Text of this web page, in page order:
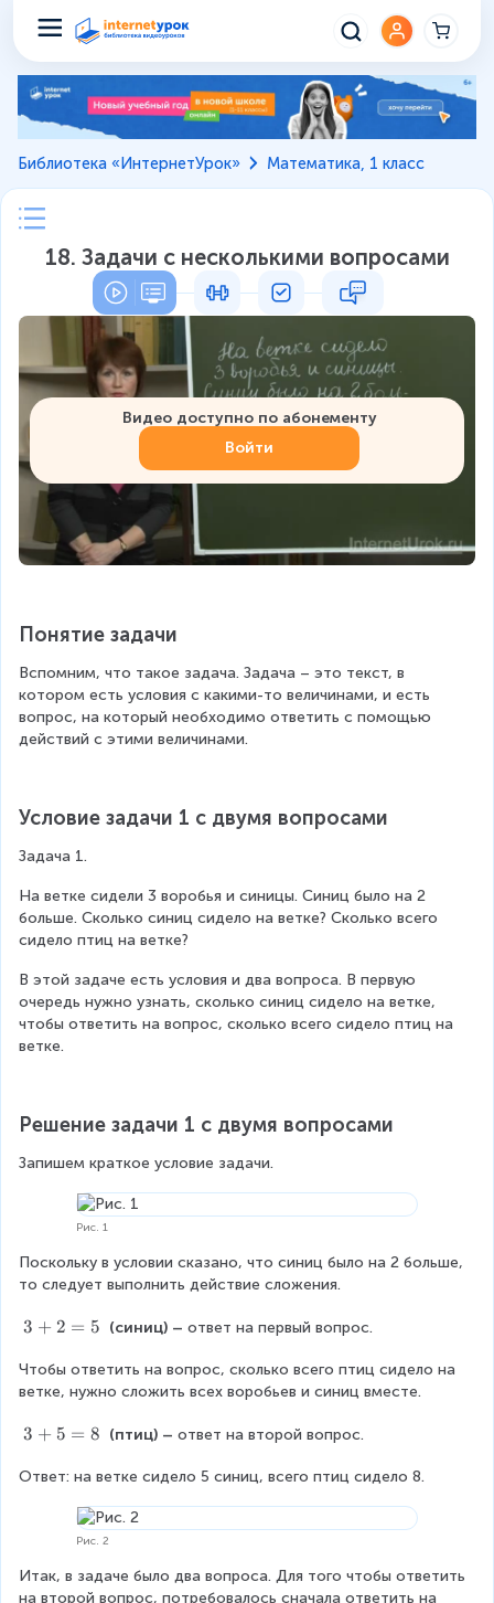
Библиотека «ИнтернетУрок» Математика, 1 класс
18. Задачи с несколькими вопросами
Видео доступно по абонементу
Войти
Понятие задачи
Вспомним, что такое задача. Задача – это текст, в
котором есть условия с какими-то величинами, и есть
вопрос, на который необходимо ответить с помощью
действий с этими величинами.
Условие задачи 1 с двумя вопросами
Задача 1.
На ветке сидели 3 воробья и синицы. Синиц было на 2
больше. Сколько синиц сидело на ветке? Сколько всего
сидело птиц на ветке?
В этой задаче есть условия и два вопроса. В первую
очередь нужно узнать, сколько синиц сидело на ветке,
чтобы ответить на вопрос, сколько всего сидело птиц на
ветке.
Решение задачи 1 с двумя вопросами
Запишем краткое условие задачи.
Рис. 1
Поскольку в условии сказано, что синиц было на 2 больше,
то следует выполнить действие сложения.
3
2
=
3 + 2 = 5 (синиц) – ответ на первый вопрос.
Чтобы ответить на вопрос, сколько всего птиц сидело на
ветке, нужно сложить всех воробьев и синиц вместе.
3
5
3 + 5 = 8 (птиц) – ответ на второй вопрос.
Ответ: на ветке сидело 5 синиц, всего птиц сидело 8.
Рис. 2
Итак, в задаче было два вопроса. Для того чтобы ответить
на второй вопрос, потребовалось сначала ответить на